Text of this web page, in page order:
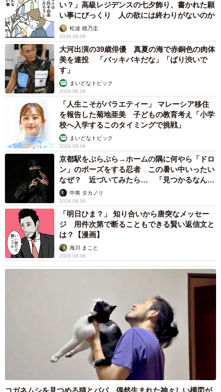
い？」高級レジデンスの七夕飾り、書かれた願
い事にびっくり 人の欲には終わりがないのか
松波 穂乃圭
2026.08.06
大河出演の39歳俳優 真夏の海で赤銅色の肉体
美を連投 「バッキバキだな」「ばり渋いで
す」
まいどなトピック
2026.08.06
「人生こそがバラエティー」 マレーシア移住
を報告した菊地亜美 子どもの教育考え「小学
校へ入学するこのタイミングで挑戦」
まいどなトピック
2026.08.06
京都駅をぶらぶら→ホームの隅に何やら「ドロ
ン」のポーズをする忍者 この暑い中いったい
なぜ？ 近づいてみたら… 「見つかるなんて
未熟」中将 タカノリ
2026.08.06
「明日ひま？」 知り合いから唐突なメッセー
ジ 用件次第で断ることもできる賢い返信文と
は？【漫画】
海川 まこと
2026.08.06
コガネムシを見つめる猫とパパ、偶然生まれた神々しい構図が